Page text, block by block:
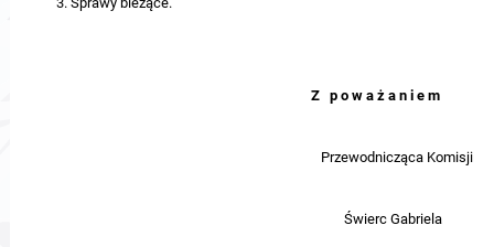
Z p o w a ż a n i e m
Przewodnicząca Komisji
Świerc Gabriela